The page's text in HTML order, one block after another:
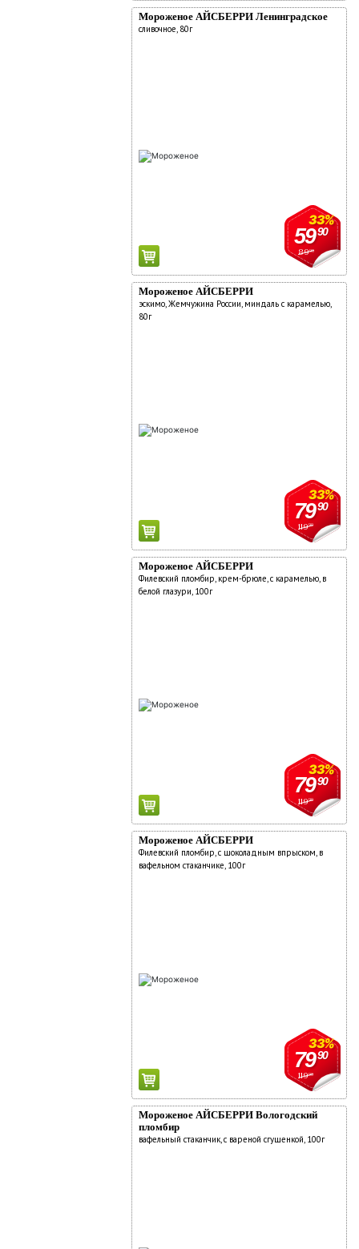
Мороженое АЙСБЕРРИ Ленинградское
сливочное, 80г
8990
33%
5990
Мороженое АЙСБЕРРИ
эскимо, Жемчужина России, миндаль с карамелью,
80г
11990
33%
7990
Мороженое АЙСБЕРРИ
Филевский пломбир, крем-брюле, с карамелью, в
белой глазури, 100г
11990
33%
7990
Мороженое АЙСБЕРРИ
Филевский пломбир, с шоколадным впрыском, в
вафельном стаканчике, 100г
11990
33%
7990
Мороженое АЙСБЕРРИ Вологодский
пломбир
вафельный стаканчик, с вареной сгущенкой, 100г